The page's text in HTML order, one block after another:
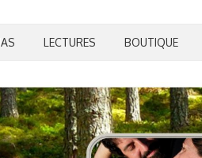
LECTURES BOUTIQUE